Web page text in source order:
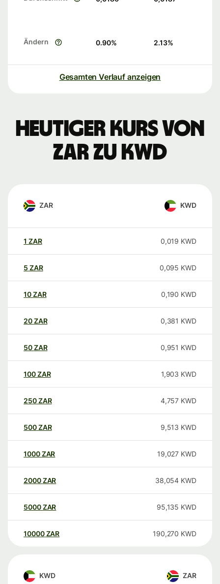
Ändern 0.90% 2.13%
Gesamten Verlauf anzeigen
Heutiger Kurs von
ZAR zu KWD
ZAR KWD
1 ZAR 0,019 KWD
5 ZAR 0,095 KWD
10ZAR 0,190 KWD
20ZAR 0,381 KWD
50ZAR 0,951 KWD
100ZAR 1,903 KWD
250ZAR 4,757 KWD
500ZAR 9,513 KWD
1000ZAR 19,027 KWD
2000ZAR 38,054 KWD
5000ZAR 95,135 KWD
10000 ZAR 190,270 KWD
KWD ZAR